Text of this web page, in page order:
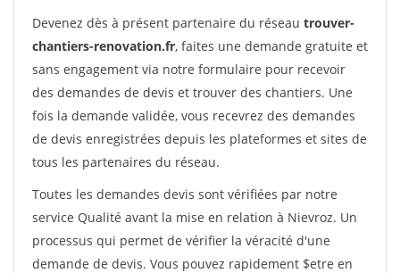
Devenez dès à présent partenaire du réseau trouver-
chantiers-renovation.fr, faites une demande gratuite et
sans engagement via notre formulaire pour recevoir
des demandes de devis et trouver des chantiers. Une
fois la demande validée, vous recevrez des demandes
de devis enregistrées depuis les plateformes et sites de
tous les partenaires du réseau.
Toutes les demandes devis sont vérifiées par notre
service Qualité avant la mise en relation à Nievroz. Un
processus qui permet de vérifier la véracité d'une
demande de devis. Vous pouvez rapidement $etre en